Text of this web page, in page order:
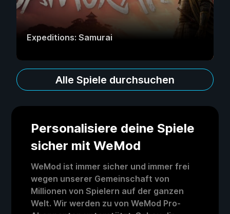
Expeditions: Samurai
Alle Spiele durchsuchen
Personalisiere deine Spiele
sicher mit WeMod
WeMod ist immer sicher und immer frei
wegen unserer Gemeinschaft von
Millionen von Spielern auf der ganzen
Welt. Wir werden zu von WeMod Pro-